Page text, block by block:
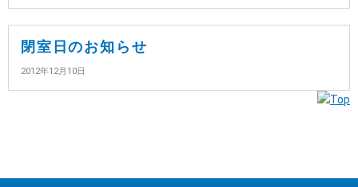
閉室日のお知らせ
2012年12月10日